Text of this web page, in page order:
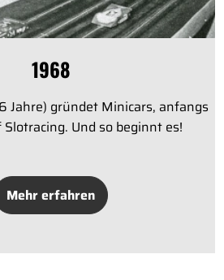
1968
Jahre) gründet Minicars, anfangs
Und so beginnt es!
Mehr erfahren